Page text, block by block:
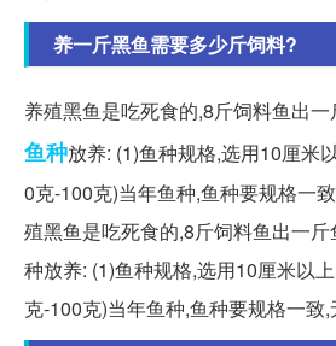
养一斤黑鱼需要多少斤饲料?
养殖黑鱼是吃死食的,8斤饲料鱼出一
鱼种放养: (1)鱼种规格,选用10厘米
0克-100克)当年鱼种,鱼种要规格一
殖黑鱼是吃死食的,8斤饲料鱼出一斤
种放养: (1)鱼种规格,选用10厘米以
克-100克)当年鱼种,鱼种要规格一致,